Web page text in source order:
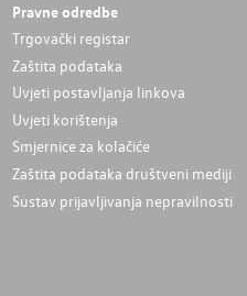
Pravne odredbe
Trgovački registar
Zaštita podataka
Uvjeti postavljanja linkova
Uvjeti korištenja
Smjernice za kolačiće
Zaštita podataka društveni mediji
Sustav prijavljivanja nepravilnosti